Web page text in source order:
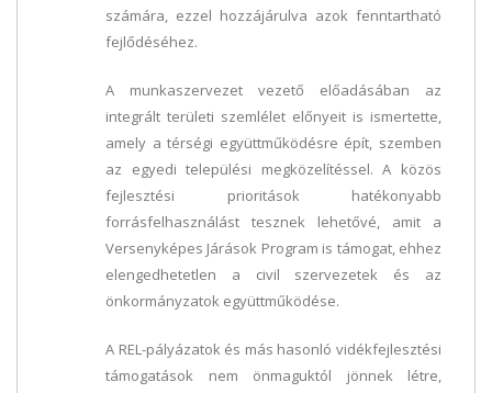
számára, ezzel hozzájárulva azok fenntartható
fejlődéséhez.
A munkaszervezet vezető előadásában az
integrált területi szemlélet előnyeit is ismertette,
amely a térségi együttműködésre épít, szemben
az egyedi települési megközelítéssel. A közös
fejlesztési prioritások hatékonyabb
forrásfelhasználást tesznek lehetővé, amit a
Versenyképes Járások Program is támogat, ehhez
elengedhetetlen a civil szervezetek és az
önkormányzatok együttműködése.
A REL-pályázatok és más hasonló vidékfejlesztési
támogatások nem önmaguktól jönnek létre,